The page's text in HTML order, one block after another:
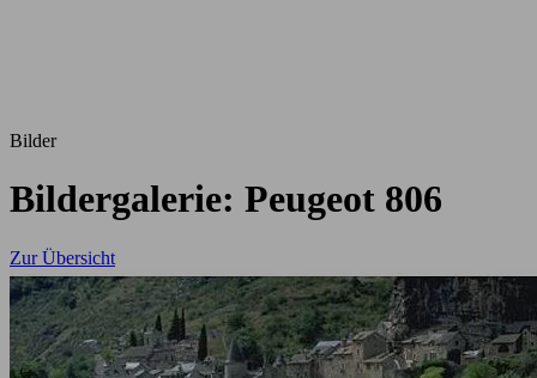
Bilder
Bildergalerie: Peugeot 806
Zur Übersicht